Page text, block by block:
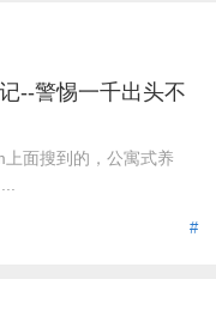
--警惕一千出头不
面搜到的，公寓式养
#